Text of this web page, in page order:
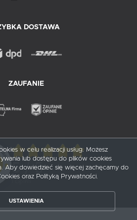
DOSTAWA
ZAUFANIE
5/ 5
w celu realizacji usług. Możesz
lub dostępu do plików cookies
Aby dowiedzieć się więcej zachęcamy do
oraz Polityką Prywatności.
USTAWIENIA